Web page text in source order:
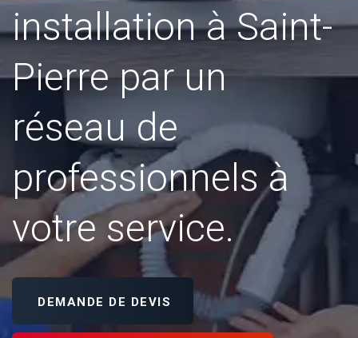
installation à Saint-
Pierre par un
réseau de
professionnels à
votre service.
DEMANDE DE DEVIS